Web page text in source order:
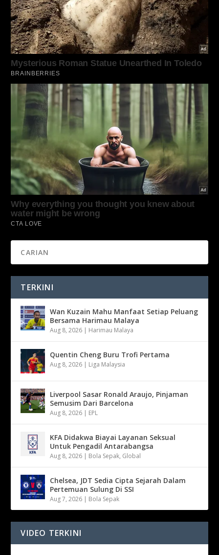
TERKINI
Wan Kuzain Mahu Manfaat Setiap Peluang
Bersama Harimau Malaya
Aug 8, 2026 | Harimau Malaya
Quentin Cheng Buru Trofi Pertama
Aug 8, 2026 | Liga Malaysia
Liverpool Sasar Ronald Araujo, Pinjaman
Semusim Dari Barcelona
Aug 8, 2026 | EPL
KFA Didakwa Biayai Layanan Seksual
Untuk Pengadil Antarabangsa
Aug 8, 2026 | Bola Sepak, Global
Chelsea, JDT Sedia Cipta Sejarah Dalam
Pertemuan Sulung Di SSI
Aug 7, 2026 | Bola Sepak
VIDEO TERKINI